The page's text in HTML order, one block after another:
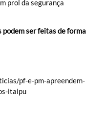
prol da segurança
ser feitas de forma
pf-e-pm-apreendem-
itaipu